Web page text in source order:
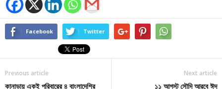
Facebook Twitter
Previous article
কানাডায় একই পরিবারের ৪ বাংলাদেশির
Next article
১১ আগস্ট সৌদি আরবে ঈদ